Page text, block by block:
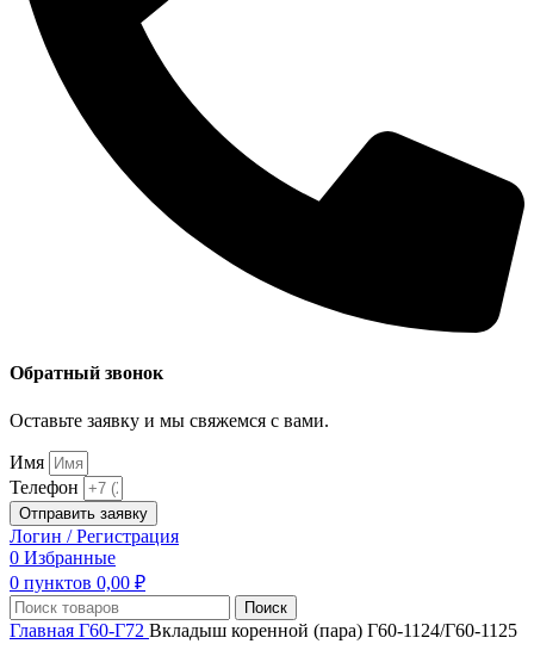
Обратный звонок
Оставьте заявку и мы свяжемся с вами.
Имя
Телефон
Отправить заявку
Логин / Регистрация
0 Избранные
0 пунктов 0,00 ₽
Поиск
Главная Г60-Г72 Вкладыш коренной (пара) Г60-1124/Г60-1125